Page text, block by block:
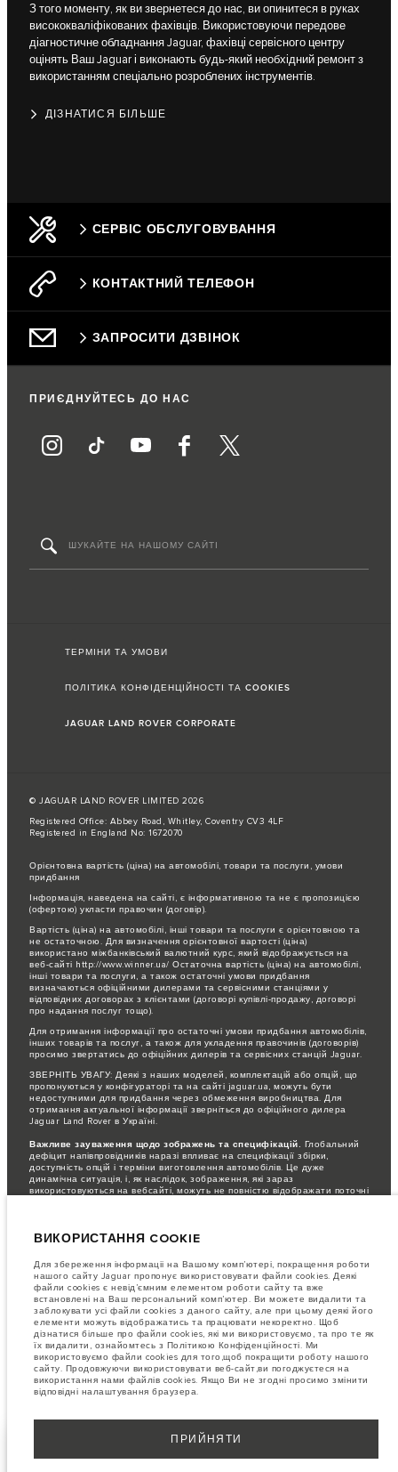
З того моменту, як ви звернетеся до нас, ви опинитеся в руках
висококваліфікованих фахівців. Використовуючи передове
діагностичне обладнання Jaguar, фахівці сервісного центру
оцінять Ваш Jaguar і виконають будь-який необхідний ремонт з
використанням спеціально розроблених інструментів.
ДІЗНАТИСЯ БІЛЬШЕ
СЕРВІС ОБСЛУГОВУВАННЯ
КОНТАКТНИЙ ТЕЛЕФОН
ЗАПРОСИТИ ДЗВІНОК
ПРИЄДНУЙТЕСЬ ДО НАС
ТЕРМІНИ ТА УМОВИ
ПОЛІТИКА КОНФІДЕНЦІЙНОСТІ ТА COOKIES
JAGUAR LAND ROVER CORPORATE
© JAGUAR LAND ROVER LIMITED 2026
Registered Office: Abbey Road, Whitley, Coventry CV3 4LF
Registered in England No: 1672070
Орієнтовна вартість (ціна) на автомобілі, товари та послуги, умови
придбання
Інформація, наведена на сайті, є інформативною та не є пропозицією
(офертою) укласти правочин (договір).
Вартість (ціна) на автомобілі, інші товари та послуги є орієнтовною та
не остаточною. Для визначення орієнтовної вартості (ціна)
використано міжбанківський валютний курс, який відображується на
веб-сайті http://www.winner.ua/ Остаточна вартість (ціна) на автомобілі,
інші товари та послуги, а також остаточні умови придбання
визначаються офіційними дилерами та сервісними станціями у
відповідних договорах з клієнтами (договорі купівлі-продажу, договорі
про надання послуг тощо).
Для отримання інформації про остаточні умови придбання автомобілів,
інших товарів та послуг, а також для укладення правочинів (договорів)
просимо звертатись до офіційних дилерів та сервісних станцій Jaguar.
ЗВЕРНІТЬ УВАГУ: Деякі з наших моделей, комплектацій або опцій, що
пропонуються у конфігураторі та на сайті jaguar.ua, можуть бути
недоступними для придбання через обмеження виробництва. Для
отримання актуальної інформації зверніться до офіційного дилера
Jaguar Land Rover в Україні.
Важливе зауваження щодо зображень та специфікацій. Глобальний
дефіцит напівпровідників наразі впливає на специфікації збірки,
доступність опцій і терміни виготовлення автомобілів. Це дуже
динамічна ситуація, і, як наслідок, зображення, які зараз
використовуються на вебсайті, можуть не повністю відображати поточні
характеристики, дизайн і виробництво своїх автомобілів, деталей та
аксесуарів, зміни відбуваються постійно, і ми залишаємо за собою
право вносити зміни без попереднього повідомлення. Деякі функції
можуть відрізнятися від додаткових до стандартних для різних років
моделі. Інформація, технічні характеристики, двигуни і кольори на
цьому веб-сайті базуються на європейській специфікації і можуть
відрізнятися від ринку до ринку і можуть бути змінені без попереднього
повідомлення. Деякі автомобілі показані з додатковим обладнанням та
аксесуарами, можуть бути доступні не на всіх ринках та відрізнятися
від запропонованих у салонах дилерських центрів. Будь ласка,
зв'яжіться з офіційним дилером, щоб дізнатися про наявність і
актуальні ціни.
ВИКОРИСТАННЯ COOKIE
Для збереження інформаціі на Вашому комп’ютері, покращення роботи
нашого сайту Jaguar пропонує використовувати файли cookies. Деякі
файли cookies є невід’ємним елементом роботи сайту та вже
встановлені на Ваш персональний комп’ютер. Ви можете видалити та
заблокувати усі файли cookies з даного сайту, але при цьому деякі його
елементи можуть відображатись та працювати некоректно. Щоб
дізнатися більше про файли cookies, які ми використовуємо, та про те як
їх видалити, ознайомтесь з Політикою Конфіденційності. Ми
використовуємо файли cookies для того,щоб покращити роботу нашого
сайту. Продовжуючи використовувати веб-сайт,ви погоджуєтеся на
використання нами файлів cookies. Якщо Ви не згодні просимо змінити
відповідні налаштування браузера.
ПРИЙНЯТИ
SHOW MORE
ОБСЛУГОВУВАННЯ